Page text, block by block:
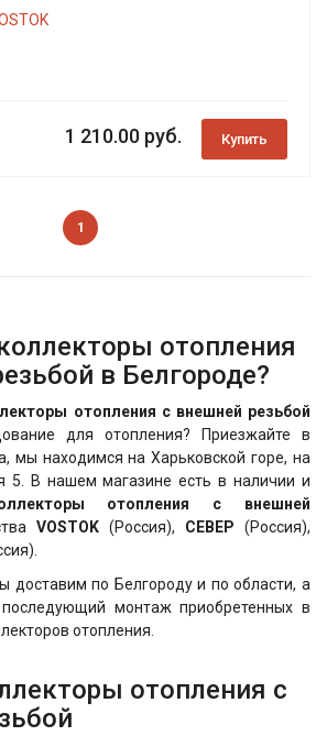
1 210.00 руб. Купить
1
отопления
в Белгороде?
отопления с внешней резьбой
для отопления? Приезжайте в
мы находимся на Харьковской горе, на
5. В нашем магазине есть в наличии и
отопления с внешней
VOSTOK (Россия), СЕВЕР (Россия),
доставим по Белгороду и по области, а
монтаж приобретенных в
отопления.
отопления с